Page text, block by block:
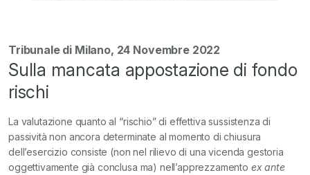
Tribunale di Milano, 24 Novembre 2022
Sulla mancata appostazione di fondo
rischi
La valutazione quanto al “rischio” di effettiva sussistenza di
passività non ancora determinate al momento di chiusura
dell’esercizio consiste (non nel rilievo di una vicenda gestoria
oggettivamente già conclusa ma) nell’apprezzamento ex ante